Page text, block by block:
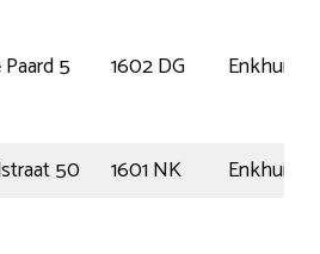
5 1602 DG Enkhuizen
50 1601 NK
Enkhuizen